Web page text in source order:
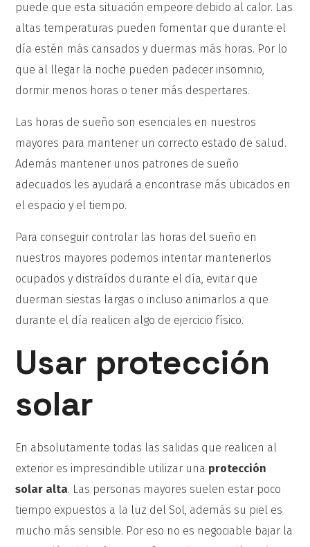
puede que esta situación empeore debido al calor. Las
altas temperaturas pueden fomentar que durante el
día estén más cansados y duermas más horas. Por lo
que al llegar la noche pueden padecer insomnio,
dormir menos horas o tener más despertares.
Las horas de sueño son esenciales en nuestros
mayores para mantener un correcto estado de salud.
Además mantener unos patrones de sueño
adecuados les ayudará a encontrase más ubicados en
el espacio y el tiempo.
Para conseguir controlar las horas del sueño en
nuestros mayores podemos intentar mantenerlos
ocupados y distraídos durante el día, evitar que
duerman siestas largas o incluso animarlos a que
durante el día realicen algo de ejercicio físico.
Usar protección
solar
En absolutamente todas las salidas que realicen al
exterior es imprescindible utilizar una protección
solar alta. Las personas mayores suelen estar poco
tiempo expuestos a la luz del Sol, además su piel es
mucho más sensible. Por eso no es negociable bajar la